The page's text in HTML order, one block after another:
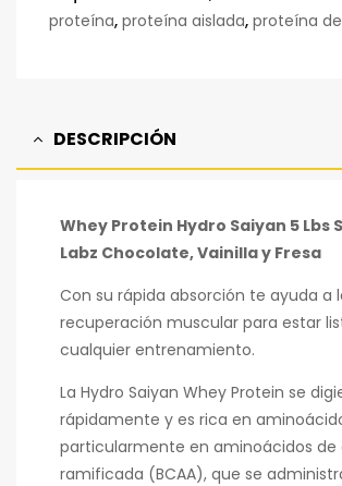
proteína, proteína aislada, proteína
DESCRIPCIÓN
Whey Protein Hydro Saiyan 5 Lbs
Labz Chocolate, Vainilla y Fresa
Con su rápida absorción te ayuda a
recuperación muscular para estar
cualquier entrenamiento.
La Hydro Saiyan Whey Protein se
rápidamente y es rica en
particularmente en aminoácidos de
ramificada (BCAA), que se